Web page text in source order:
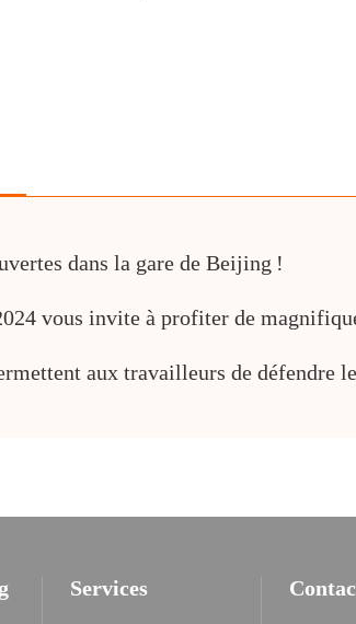
dans la gare de Beijing !
vous invite à profiter de
aux travailleurs de défendre
Services